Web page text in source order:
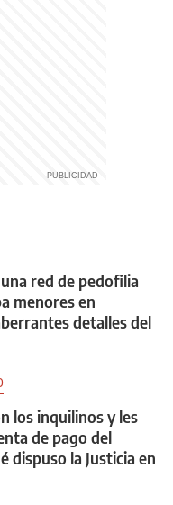
red de pedofilia
menores en
detalles del
los inquilinos y les
de pago del
dispuso la Justicia en